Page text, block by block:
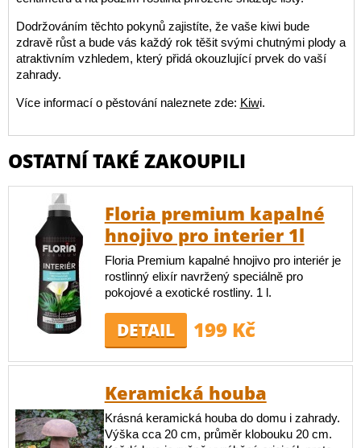
Dodržováním těchto pokynů zajistíte, že vaše kiwi bude
zdravě růst a bude vás každý rok těšit svými chutnými plody a
atraktivním vzhledem, který přidá okouzlující prvek do vaší
zahrady.
Více informací o pěstování naleznete zde: Kiwi.
OSTATNÍ TAKÉ ZAKOUPILI
Floria premium kapalné
hnojivo pro interier 1l
Floria Premium kapalné hnojivo pro interiér je
rostlinný elixír navržený speciálně pro
pokojové a exotické rostliny. 1 l.
DETAIL 199 Kč
Keramická houba
Krásná keramická houba do domu i zahrady.
Výška cca 20 cm, průměr klobouku 20 cm.